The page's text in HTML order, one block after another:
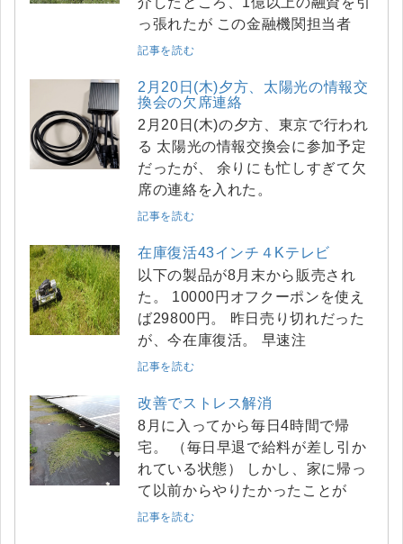
っ張れたが この金融機関担当者
記事を読む
2月20日(木)夕方、太陽光の情報交
換会の欠席連絡
2月20日(木)の夕方、東京で行われ
る 太陽光の情報交換会に参加予定
だったが、 余りにも忙しすぎて欠
席の連絡を入れた。
記事を読む
在庫復活43インチ４Kテレビ
以下の製品が8月末から販売され
た。 10000円オフクーポンを使え
ば29800円。 昨日売り切れだった
が、今在庫復活。 早速注
記事を読む
改善でストレス解消
8月に入ってから毎日4時間で帰
宅。 （毎日早退で給料が差し引か
れている状態） しかし、家に帰っ
て以前からやりたかったことが
記事を読む